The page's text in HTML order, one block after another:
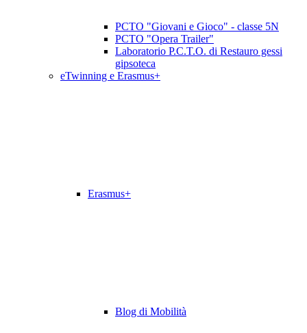
PCTO "Giovani e Gioco" - classe 5N
PCTO "Opera Trailer"
Laboratorio P.C.T.O. di Restauro gessi
gipsoteca
eTwinning e Erasmus+
Erasmus+
Blog di Mobilità